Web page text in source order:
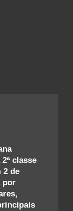
classe
2 de
por